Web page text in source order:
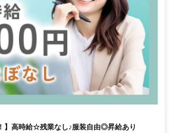
】高時給☆残業なし♪服装自由◎昇給あり